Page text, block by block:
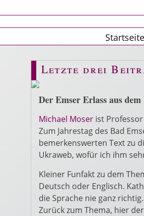
Startseite
Letzte drei
Der Emser Erlass aus
Michael Moser ist
Zum Jahrestag des Bad
bemerkenswerten Text zu
Ukraweb, wofür ich ihm
Kleiner Funfakt zu dem
Deutsch oder Englisch.
die Sprache nie ganz
Zurück zum Thema, hier